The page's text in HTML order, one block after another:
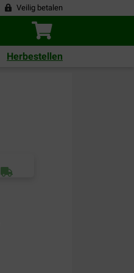
Veilig betalen
Herbestellen